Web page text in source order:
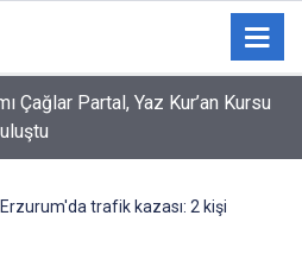
Çağlar Partal, Yaz Kur’an Kursu
Erzurum'da trafik kazası: 2 kişi